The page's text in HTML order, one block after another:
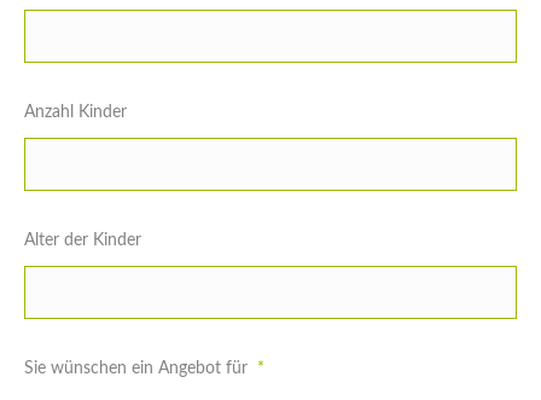
Punkt
Anzahl Kinder
Alter der Kinder
Sie wünschen ein Angebot für *